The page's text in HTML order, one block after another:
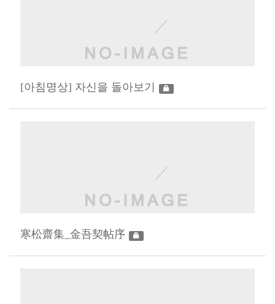
[아침명상] 자신을 돌아보기
寒松齋集_金吾契帖序